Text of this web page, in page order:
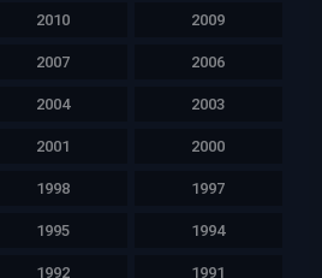
2010 2009
2007 2006
2004 2003
2001 2000
1998 1997
1995 1994
1992 1991